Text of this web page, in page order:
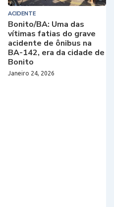
ACIDENTE
Bonito/BA: Uma das
vítimas fatias do grave
acidente de ônibus na
BA-142, era da cidade de
Bonito
Janeiro 24, 2026